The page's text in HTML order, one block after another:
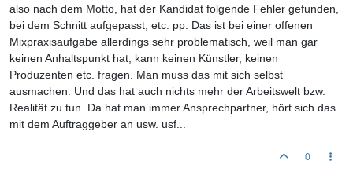
also nach dem Motto, hat der Kandidat folgende Fehler gefunden,
bei dem Schnitt aufgepasst, etc. pp. Das ist bei einer offenen
Mixpraxisaufgabe allerdings sehr problematisch, weil man gar
keinen Anhaltspunkt hat, kann keinen Künstler, keinen
Produzenten etc. fragen. Man muss das mit sich selbst
ausmachen. Und das hat auch nichts mehr der Arbeitswelt bzw.
Realität zu tun. Da hat man immer Ansprechpartner, hört sich das
mit dem Auftraggeber an usw. usf...
0